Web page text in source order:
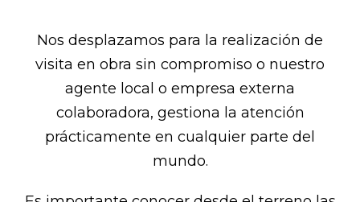
Nos desplazamos para la realización de
visita en obra sin compromiso o nuestro
agente local o empresa externa
colaboradora, gestiona la atención
prácticamente en cualquier parte del
mundo.